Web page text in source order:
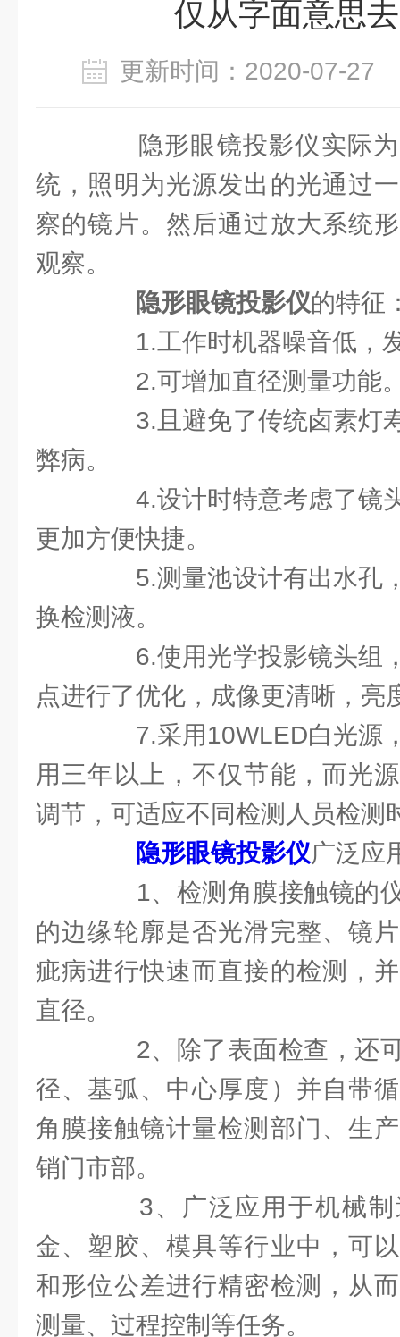
仅从字面意思
更新时间：2020-07-
隐形眼镜投影仪实际为
统，照明为光源发出的光通过
察的镜片。然后通过放大系统
观察。
隐形眼镜投影仪的特征
1.工作时机器噪音低，
2.可增加直径测量功能
3.且避免了传统卤素灯
弊病。
4.设计时特意考虑了镜
更加方便快捷。
5.测量池设计有出水孔
换检测液。
6.使用光学投影镜头组
点进行了优化，成像更清晰，亮
7.采用10WLED白光源
用三年以上，不仅节能，而光
调节，可适应不同检测人员检测
隐形眼镜投影仪广泛应
1、检测角膜接触镜的仪
的边缘轮廓是否光滑完整、镜
疵病进行快速而直接的检测，
直径。
2、除了表面检查，还可
径、基弧、中心厚度）并自带
角膜接触镜计量检测部门、生
销门市部。
3、广泛应用于机械制
金、塑胶、模具等行业中，可
和形位公差进行精密检测，从
测量、过程控制等任务。